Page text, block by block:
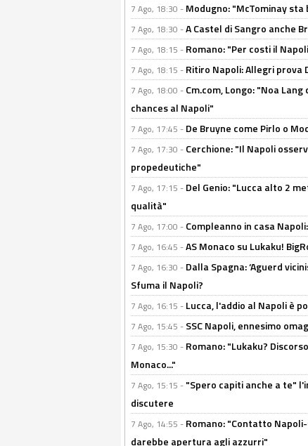
7 Ago, 18:30 - Modugno: "McTominay
7 Ago, 18:30 -A Castel di Sangro anche
7 Ago, 18:15 - Romano: "Per costi il
7 Ago, 18:15 - Ritiro Napoli: Allegri prova
7 Ago, 18:00 - Cm.com, Longo: "Noa
chances al Napoli"
7 Ago, 17:45 - De Bruyne come Pirlo o
7 Ago, 17:30 - Cerchione: "Il Napoli
propedeutiche"
7 Ago, 17:15 - Del Genio: "Lucca alto 2
qualità"
7 Ago, 17:00 - Compleanno in casa
7 Ago, 16:45 -AS Monaco su Lukaku!
7 Ago, 16:30 - Dalla Spagna: ‘Aguerd
Sfuma il Napoli?
7 Ago, 16:15 - Lucca, l'addio al Napoli è
7 Ago, 15:45 - SSC Napoli, ennesimo
7 Ago, 15:30 - Romano: "Lukaku?
Monaco..."
7 Ago, 15:15 - "Spero capiti anche a te"
discutere
7 Ago, 14:55 - Romano: "Contatto
darebbe apertura agli azzurri"